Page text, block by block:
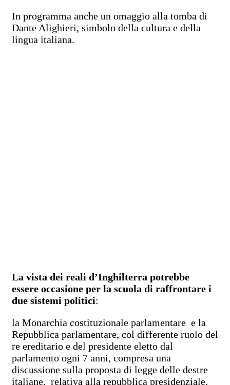
In programma anche un omaggio alla tomba di
Dante Alighieri, simbolo della cultura e della
lingua italiana.
La vista dei reali d’Inghilterra potrebbe
essere occasione per la scuola di raffrontare i
due sistemi politici:
la Monarchia costituzionale parlamentare e la
Repubblica parlamentare, col differente ruolo del
re ereditario e del presidente eletto dal
parlamento ogni 7 anni, compresa una
discussione sulla proposta di legge delle destre
italiane, relativa alla repubblica presidenziale.